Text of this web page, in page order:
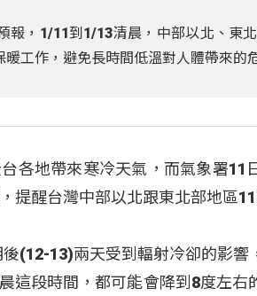
報，1/11到1/13清晨，中部以北、東
工作，避免長時間低溫對人體帶來的
各地帶來寒冷天氣，而氣象署11
提醒台灣中部以北跟東北部地區
(12-13)兩天受到輻射冷卻的影
這段時間，都可能會降到8度左右